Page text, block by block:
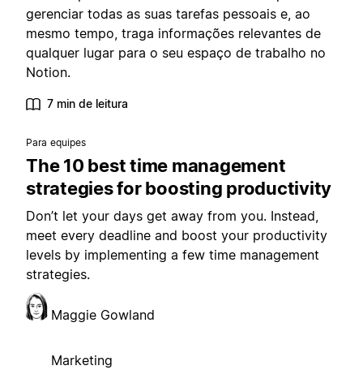
gerenciar todas as suas tarefas pessoais e, ao
mesmo tempo, traga informações relevantes de
qualquer lugar para o seu espaço de trabalho no
Notion.
7 min de leitura
Para equipes
The 10 best time management
strategies for boosting productivity
Don’t let your days get away from you. Instead,
meet every deadline and boost your productivity
levels by implementing a few time management
strategies.
Maggie Gowland
Marketing